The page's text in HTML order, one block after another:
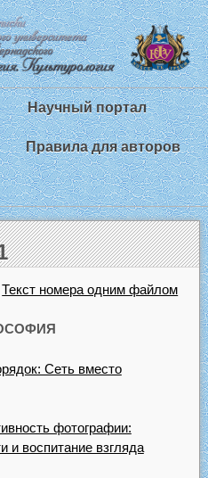
Научный портал
Правила для авторов
Текст номера одним файлом
Сеть вместо
фотографии:
и воспитание взгляда